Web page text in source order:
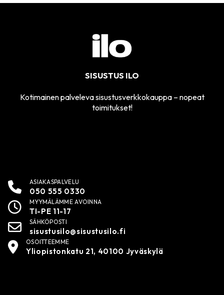
SISUSTUS ILO
Kotimainen palveleva sisustusverkkokauppa – nopeat
toimitukset!
ASIAKASPALVELU
050 555 0330
MYYMÄLÄMME AVOINNA
TI-PE 11-17
SÄHKÖPOSTI
sisustusilo@sisustusilo.fi
OSOITTEEMME
Yliopistonkatu 21, 40100 Jyväskylä